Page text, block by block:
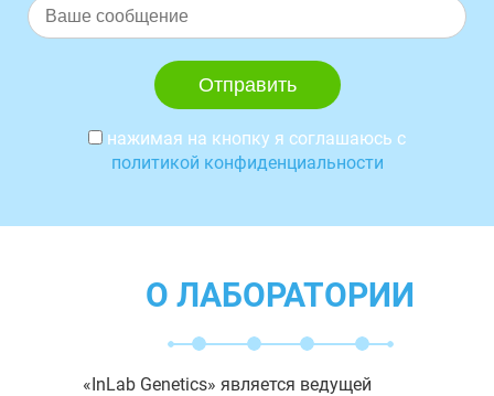
нажимая на кнопку я соглашаюсь с
политикой конфиденциальности
О ЛАБОРАТОРИИ
«InLab Genetics» является ведущей